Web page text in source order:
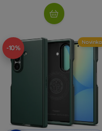
-10%
Novinka